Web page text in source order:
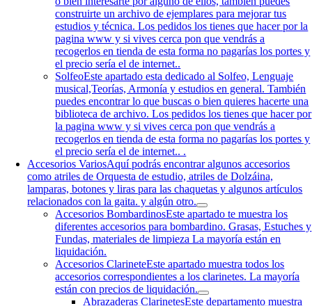
construirte un archivo de ejemplares para mejorar tus
estudios y técnica. Los pedidos los tienes que hacer por la
pagina www y si vives cerca pon que vendrás a
recogerlos en tienda de esta forma no pagarías los portes y
el precio sería el de internet..
SolfeoEste apartado esta dedicado al Solfeo, Lenguaje
musical,Teorías, Armonía y estudios en general. También
puedes encontrar lo que buscas o bien quieres hacerte una
biblioteca de archivo. Los pedidos los tienes que hacer por
la pagina www y si vives cerca pon que vendrás a
recogerlos en tienda de esta forma no pagarías los portes y
el precio sería el de internet.. .
Accesorios VariosAquí podrás encontrar algunos accesorios
como atriles de Orquesta de estudio, atriles de Dolzáina,
lamparas, botones y liras para las chaquetas y algunos artículos
relacionados con la gaita. y algún otro.
Accesorios BombardinosEste apartado te muestra los
diferentes accesorios para bombardino. Grasas, Estuches y
Fundas, materiales de limpieza La mayoría están en
liquidación.
Accesorios ClarineteEste apartado muestra todos los
accesorios correspondientes a los clarinetes. La mayoría
están con precios de liquidación.
Abrazaderas ClarinetesEste departamento muestra